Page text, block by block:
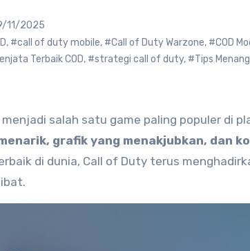
11/2025
, #call of duty mobile, #Call of Duty Warzone, #COD
Terbaik COD, #strategi call of duty, #Tips Menang
menjadi salah satu game paling populer di
grafik yang menakjubkan, dan
di dunia, Call of Duty terus